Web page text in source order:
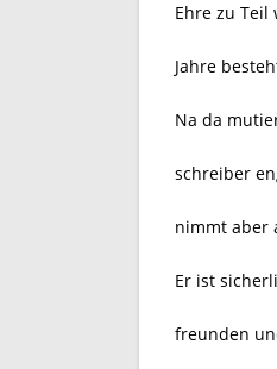
Ehre zu
Jahre
Na da
schreiber
nimmt aber
Er ist
freunden